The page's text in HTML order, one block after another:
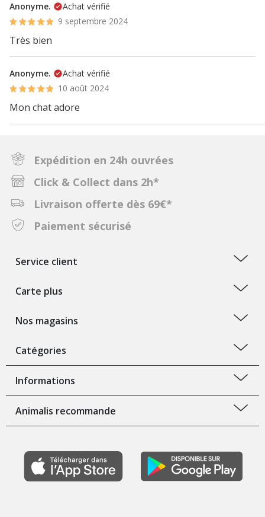
Anonyme.
Achat vérifié
9 septembre 2024
Très bien
Anonyme.
Achat vérifié
10 août 2024
Mon chat adore
Expédition en 24h ouvrées
Click & Collect dans 2h*
Livraison offerte dès 69€*
Paiement sécurisé
Service client
Carte plus
Nos magasins
Catégories
Informations
Animalis recommande